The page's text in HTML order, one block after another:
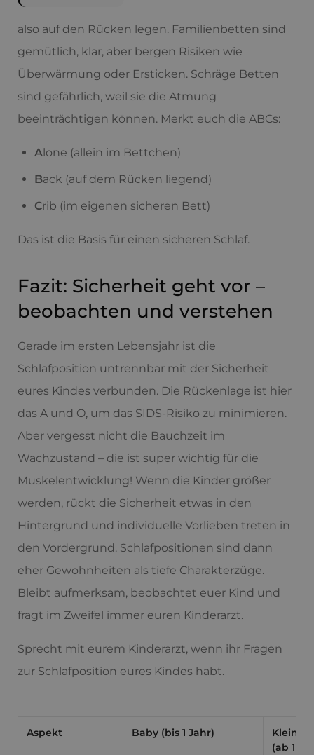
also auf den Rücken legen. Familienbetten sind
gemütlich, klar, aber bergen Risiken wie
Überwärmung oder Ersticken. Schräge Betten
sind gefährlich, weil sie die Atmung
beeinträchtigen können. Merkt euch die ABCs:
A lone (allein im Bettchen)
Back (auf dem Rücken liegend)
Crib (im eigenen sicheren Bett)
Das ist die Basis für einen sicheren Schlaf.
Fazit: Sicherheit geht vor –
beobachten und verstehen
Gerade im ersten Lebensjahr ist die
Schlafposition untrennbar mit der Sicherheit
eures Kindes verbunden. Die Rückenlage ist hier
das A und O, um das SIDS-Risiko zu minimieren.
Aber vergesst nicht die Bauchzeit im
Wachzustand – die ist super wichtig für die
Muskelentwicklung! Wenn die Kinder größer
werden, rückt die Sicherheit etwas in den
Hintergrund und individuelle Vorlieben treten in
den Vordergrund. Schlafpositionen sind dann
eher Gewohnheiten als tiefe Charakterzüge.
Bleibt aufmerksam, beobachtet euer Kind und
fragt im Zweifel immer euren Kinderarzt.
Sprecht mit eurem Kinderarzt, wenn ihr Fragen
zur Schlafposition eures Kindes habt.
Aspekt Baby (bis 1 Jahr)
(ab 1